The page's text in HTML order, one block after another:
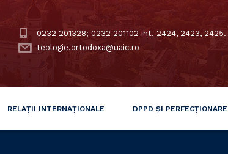
0232 201328; 0232 201102 int. 2424, 2423, 2425.
teologie.ortodoxa@uaic.ro
RELAȚII INTERNAȚIONALE DPPD ȘI PERFECȚIONARE